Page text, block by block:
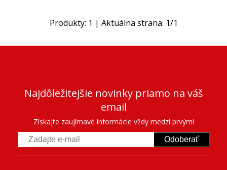
Produkty: 1 | Aktuálna strana: 1/1
Najdôležitejšie novinky priamo na váš
email
Získajte zaujímavé informácie vždy medzi prvými
Odoberať